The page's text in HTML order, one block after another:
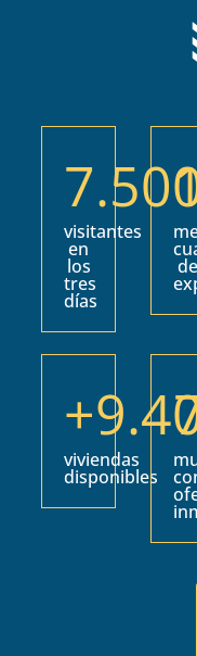
visitantes
en
los
tres
días
de
+
viviendas
disponibles